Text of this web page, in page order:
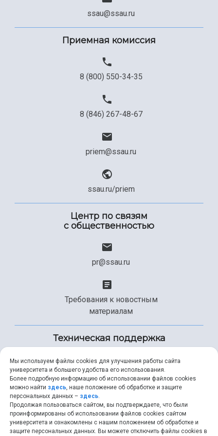
Сведения об образовательной организации
Официальные документы
ssau@ssau.ru
Приемная комиссия
8 (800) 550-34-35
8 (846) 267-48-67
priem@ssau.ru
ssau.ru/priem
Центр по связям
с общественностью
pr@ssau.ru
Требования к новостным
материалам
Техническая поддержка
+7 (846) 267-49-99
help@ssau.ru
Мы используем файлы cookies для улучшения работы сайта
университета и большего удобства его использования.
Более подробную информацию об использовании файлов cookies
можно найти здесь, наше положение об обработке и защите
персональных данных – здесь.
Продолжая пользоваться сайтом, вы подтверждаете, что были
проинформированы об использовании файлов cookies сайтом
университета и ознакомлены с нашим положением об обработке и
защите персональных данных. Вы можете отключить файлы cookies в